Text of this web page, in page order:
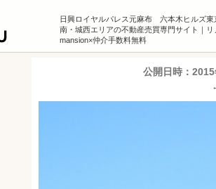
日興ロイヤルパレス元麻布 六本木ヒルズ東
南・城西エリアの不動産売買専門サイト｜リ
mansion×仲介手数料無料
公開日時：